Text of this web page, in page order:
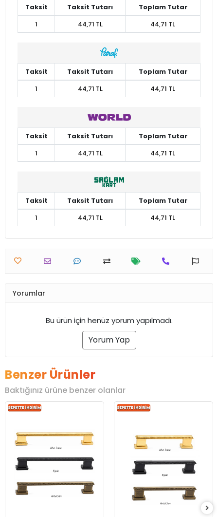
Taksit Taksit Tutarı
Toplam Tutar
1
44,71 TL 44,71 TL
Taksit Taksit Tutarı
Toplam Tutar
1
44,71 TL 44,71 TL
Taksit Taksit Tutarı
Toplam Tutar
1
44,71 TL 44,71 TL
Taksit Taksit Tutarı
Toplam Tutar
1
44,71 TL 44,71 TL
Yorumlar
Bu ürün için henüz yorum yapılmadı.
Yorum Yap
Benzer Ürünler
Baktığınız ürüne benzer olanlar